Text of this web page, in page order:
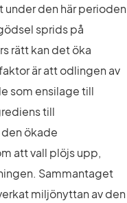
under den här perioden
sprids på
rätt kan det öka
är att odlingen av
som ensilage till
till
ökade
att vall plöjs upp,
Sammantaget
miljönyttan av den